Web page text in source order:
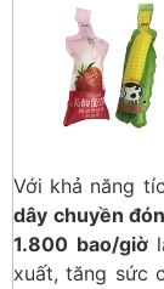
Với khả năng
dây chuyền
1.800 bao/giờ
xuất, tăng sức